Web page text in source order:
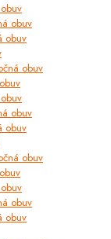
obuv
obuv
obuv
obuv
obuv
obuv
obuv
obuv